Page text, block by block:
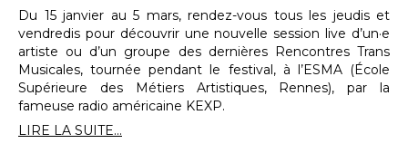
Du 15 janvier au 5 mars, rendez-vous tous les jeudis et
vendredis pour découvrir une nouvelle session live d’un·e
artiste ou d’un groupe des dernières Rencontres Trans
Musicales, tournée pendant le festival, à l’ESMA (École
Supérieure des Métiers Artistiques, Rennes), par la
fameuse radio américaine KEXP.
LIRE LA SUITE...